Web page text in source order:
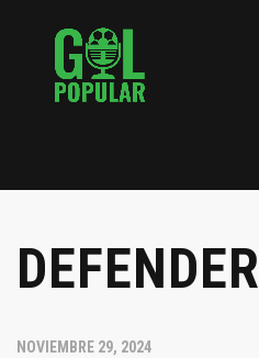
DEFENDER
NOVIEMBRE 29, 2024